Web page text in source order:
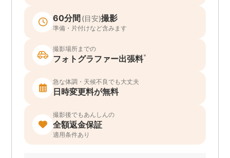
60分間 (目安)撮影
準備・片付けなど含みます
撮影場所までの
フォトグラファー出張料*
急な体調・天候不良でも大丈夫
日時変更料が無料
撮影後でもあんしんの
全額返金保証
適用条件あり